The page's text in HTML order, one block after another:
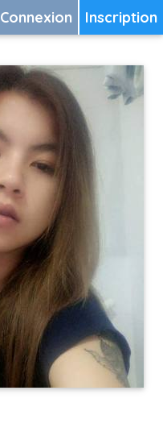
Inscription
Connexion